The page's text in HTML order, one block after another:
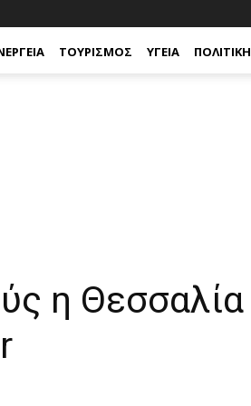
ΤΟΥΡΙΣΜΌΣ ΥΓΕΊΑ ΠΟΛΙΤΙΚΉ
η Θεσσαλία